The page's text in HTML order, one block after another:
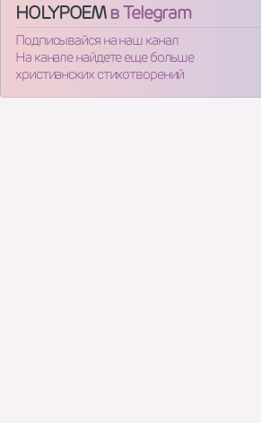
HOLYPOEMв Telegram
Подписывайся на наш канал
На канале найдете еще больше
христианских стихотворений